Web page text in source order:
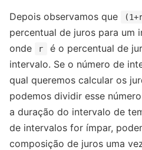
Depois observamos que
percentual de juros para um
onde
r
é o percentual de
intervalo. Se o número de
qual queremos calcular os
podemos dividir esse
a duração do intervalo de
de intervalos for ímpar,
composição de juros uma